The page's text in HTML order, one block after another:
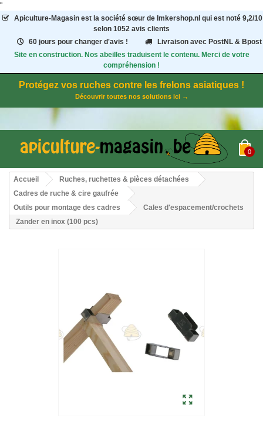
"
Apiculture-Magasinest la société sœur de Imkershop.nl qui est noté 9,2/10
selon 1052 avis clients
60 jours pour changer d'avis !
Livraison avec PostNL & Bpost
Site en construction. Nos abeilles traduisent le contenu. Merci de votre
compréhension !
Protégez vos ruches contre les frelons asiatiques !
Découvrir toutes nos solutions ici →
0
Accueil
Ruches, ruchettes & pièces détachées
Cadres de ruche & cire gaufrée
Outils pour montage des cadres
Cales d'espacement/crochets
Zander en inox (100 pcs)